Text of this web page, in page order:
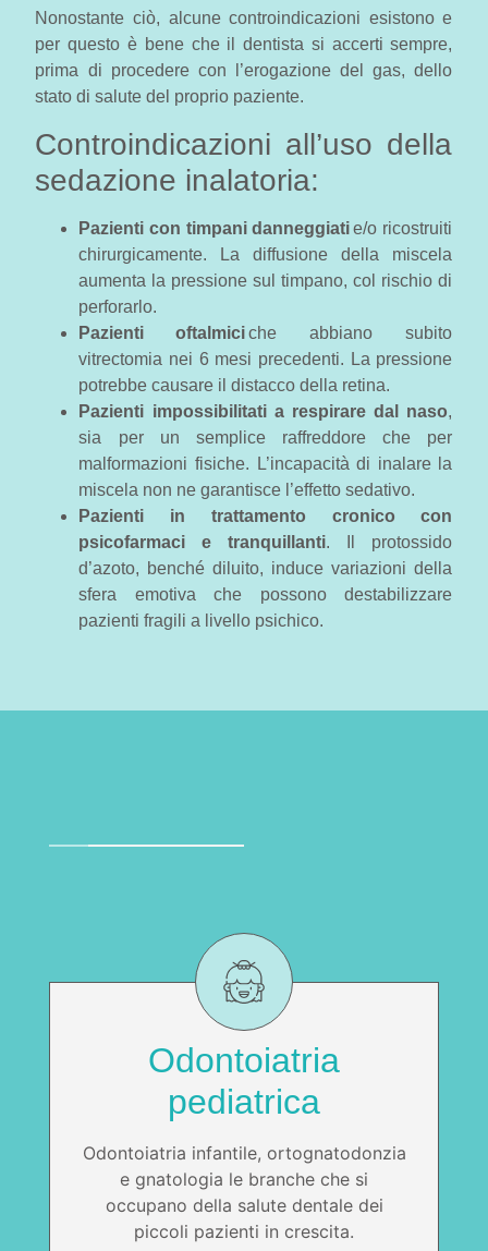
Nonostante ciò, alcune controindicazioni esistono e
per questo è bene che il dentista si accerti sempre,
prima di procedere con l’erogazione del gas, dello
stato di salute del proprio paziente.
Controindicazioni all’uso della
sedazione inalatoria:
Pazienti con timpani danneggiatie/o ricostruiti
chirurgicamente. La diffusione della miscela
aumenta la pressione sul timpano, col rischio di
perforarlo.
Pazienti oftalmiciche abbiano subito
vitrectomia nei 6 mesi precedenti. La pressione
potrebbe causare il distacco della retina.
Pazienti impossibilitati a respirare dal naso,
sia per un semplice raffreddore che per
malformazioni fisiche. L’incapacità di inalare la
miscela non ne garantisce l’effetto sedativo.
Pazienti in trattamento cronico con
psicofarmaci e tranquillanti. Il protossido
d’azoto, benché diluito, induce variazioni della
sfera emotiva che possono destabilizzare
pazienti fragili a livello psichico.
Odontoiatria
pediatrica
Odontoiatria infantile, ortognatodonzia
e gnatologia le branche che si
occupano della salute dentale dei
piccoli pazienti in crescita.